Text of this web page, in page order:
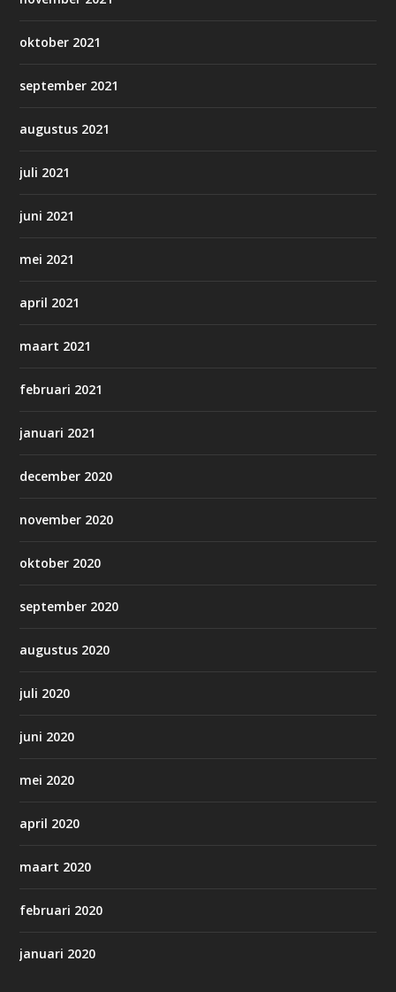
oktober 2021
september 2021
augustus 2021
juli 2021
juni 2021
mei 2021
april 2021
maart 2021
februari 2021
januari 2021
december 2020
november 2020
oktober 2020
september 2020
augustus 2020
juli 2020
juni 2020
mei 2020
april 2020
maart 2020
februari 2020
januari 2020